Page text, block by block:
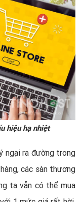
hiệu hạ nhiệt
ngại ra đường trong
các sàn thương
ta vẫn có thể mua